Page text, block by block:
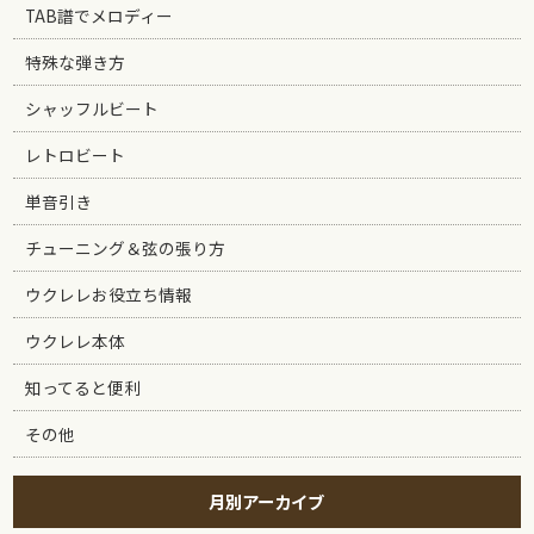
TAB譜でメロディー
特殊な弾き方
シャッフルビート
レトロビート
単音引き
チューニング＆弦の張り方
ウクレレお役立ち情報
ウクレレ本体
知ってると便利
その他
月別アーカイブ